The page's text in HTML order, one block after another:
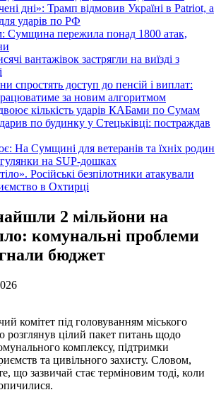
дні»: Трамп відмовив Україні в Patriot, а
ударів по РФ
Сумщина пережила понад 1800 атак,
вантажівок застрягли на виїзді з
спростять доступ до пенсій і виплат:
за новим алгоритмом
кількість ударів КАБами по Сумам
по будинку у Стецьківці: постраждав
На Сумщині для ветеранів та їхніх родин
на SUP-дошках
Російські безпілотники атакували
в Охтирці
2 мільйони на
комунальні проблеми
бюджет
комітет під головуванням міського
розглянув цілий пакет питань щодо
комплексу, підтримки
та цивільного захисту. Словом,
що зазвичай стає терміновим тоді, коли